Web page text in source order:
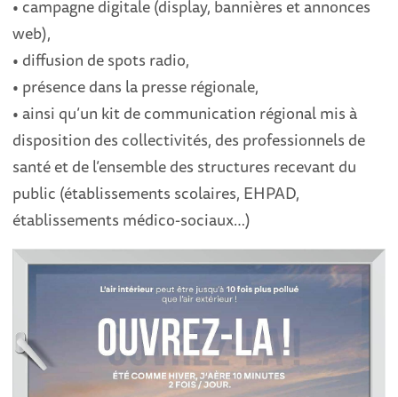
• campagne digitale (display, bannières et annonces
web),
• diffusion de spots radio,
• présence dans la presse régionale,
• ainsi qu’un kit de communication régional mis à
disposition des collectivités, des professionnels de
santé et de l’ensemble des structures recevant du
public (établissements scolaires, EHPAD,
établissements médico-sociaux…)